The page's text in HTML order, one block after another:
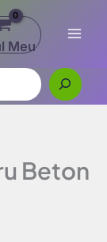
Meu
Beton